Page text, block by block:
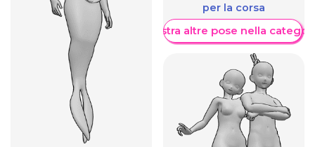
per la corsa
Mostra altre pose nella